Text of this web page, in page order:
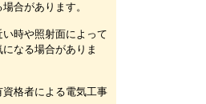
合があります。
い時や照射面によって
なる場合がありま
資格者による電気工事